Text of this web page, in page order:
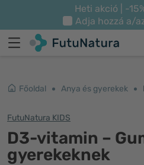
Heti akció | -
Adja hozzá a/
Főoldal Anya és gyerekek
FutuNatura KIDS
D3-vitamin –
gyerekeknek